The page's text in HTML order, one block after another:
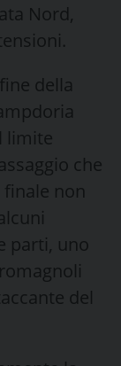
Nord,
della
limite
che
non
parti, uno
del